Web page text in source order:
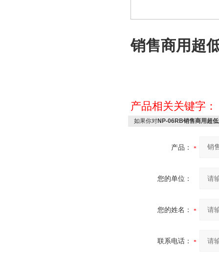
销售商用超
产品相关关键字：
如果你对NP-06RB销售商用超
产品：
您的单位：
您的姓名：
联系电话：